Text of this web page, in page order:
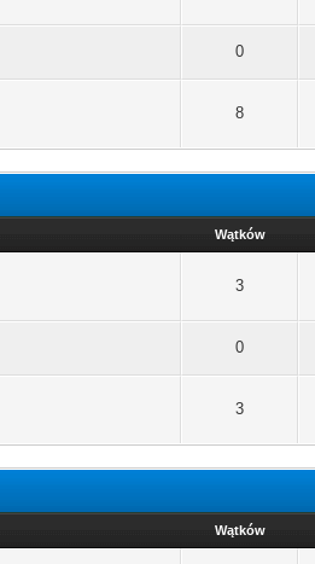
0
8
Wątków
3
0
3
Wątków